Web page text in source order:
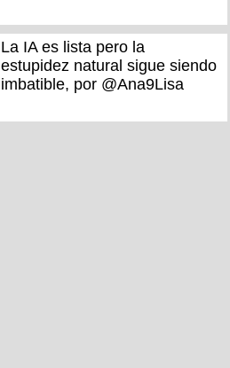
La IA es lista pero la
estupidez natural sigue siendo
imbatible, por @Ana9Lisa